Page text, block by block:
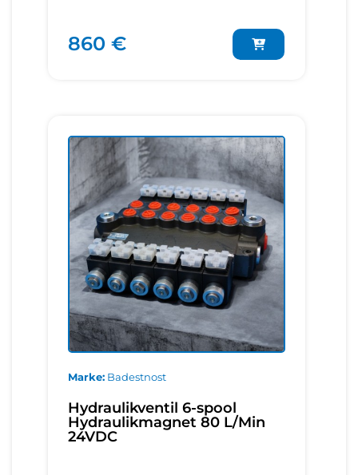
860 €
Marke Badestnost
Hydraulikventil 6-spool
Hydraulikmagnet 80 L/Min
24VDC